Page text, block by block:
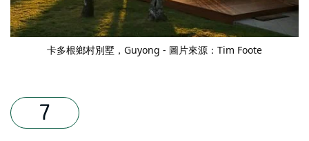
卡多根鄉村別墅 ，Guyong - 圖片來源：Tim Foote